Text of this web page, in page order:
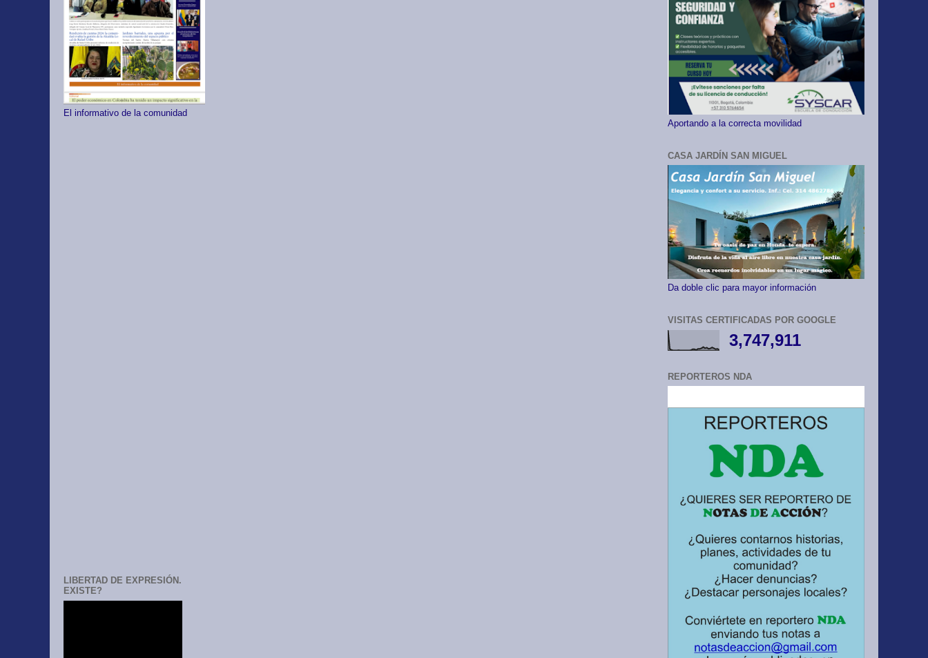
El informativo de la comunidad
LIBERTAD DE EXPRESIÓN.
EXISTE?
Aportando a la correcta movilidad
CASA JARDÍN SAN MIGUEL
Da doble clic para mayor información
VISITAS CERTIFICADAS POR GOOGLE
3,747,911
REPORTEROS NDA